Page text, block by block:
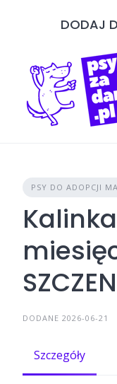
DODAJ
PSY DO ADOPCJI
DODANE 2026-06-21
Szczegóły